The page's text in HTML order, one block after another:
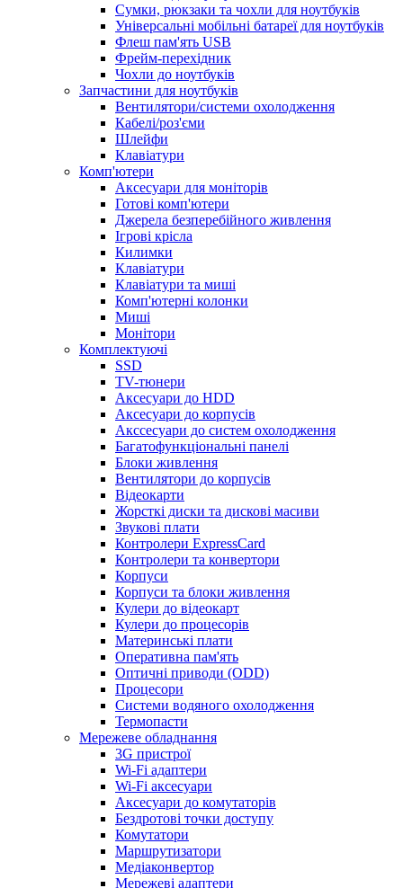
Сумки, рюкзаки та чохли для ноутбуків
Універсальні мобільні батареї для ноутбуків
Флеш пам'ять USB
Фрейм-перехідник
Чохли до ноутбуків
Запчастини для ноутбуків
Вентилятори/системи охолодження
Кабелі/роз'єми
Шлейфи
Клавіатури
Комп'ютери
Аксесуари для моніторів
Готові комп'ютери
Джерела безперебійного живлення
Ігрові крісла
Килимки
Клавіатури
Клавіатури та миші
Комп'ютерні колонки
Миші
Монітори
Комплектуючi
SSD
TV-тюнери
Аксесуари до HDD
Аксесуари до корпусів
Акссесуари до систем охолодження
Багатофункціональні панелі
Блоки живлення
Вентилятори до корпусів
Відеокарти
Жорсткі диски та дискові масиви
Звукові плати
Контролери ExpressCard
Контролери та конвертори
Корпуси
Корпуси та блоки живлення
Кулери до відеокарт
Кулери до процесорів
Материнські плати
Оперативна пам'ять
Оптичні приводи (ODD)
Процесори
Системи водяного охолодження
Термопасти
Мережеве обладнання
3G пристрої
Wi-Fi адаптери
Wi-Fi аксесуари
Аксесуари до комутаторів
Бездротові точки доступу
Комутатори
Маршрутизатори
Медіаконвертор
Мережеві адаптери